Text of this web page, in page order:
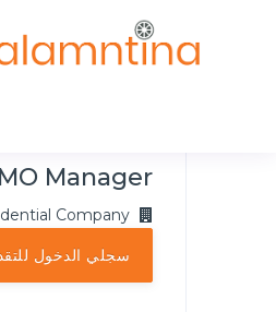
Manager
سجلي الدخول